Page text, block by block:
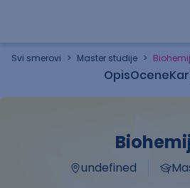
Svi smerovi > Master studije >
OpisOcene
undefined